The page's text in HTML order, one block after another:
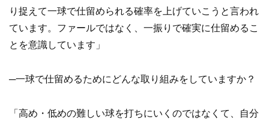
り捉えて一球で仕留められる確率を上げていこうと言われ
ています。ファールではなく、一振りで確実に仕留めるこ
とを意識しています」
─一球で仕留めるためにどんな取り組みをしていますか？
「高め・低めの難しい球を打ちにいくのではなくて、自分